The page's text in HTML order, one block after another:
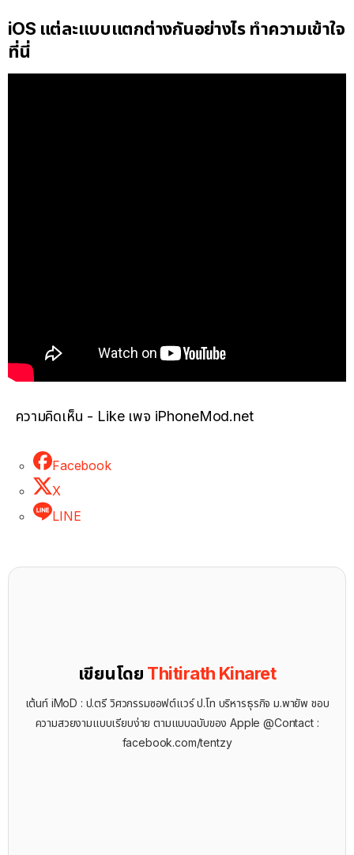
iOS แต่ละแบบแตกต่างกันอย่างไร ทำความเข้าใจ
ที่นี่
ความคิดเห็น - Like เพจ iPhoneMod.net
Facebook
X
LINE
เขียนโดย Thitirath Kinaret
เต้นท์ iMoD : ป.ตรี วิศวกรรมซอฟต์แวร์ ป.โท บริหารธุรกิจ ม.พายัพ ชอบ
ความสวยงามแบบเรียบง่าย ตามแบบฉบับของ Apple @Contact :
facebook.com/tentzy